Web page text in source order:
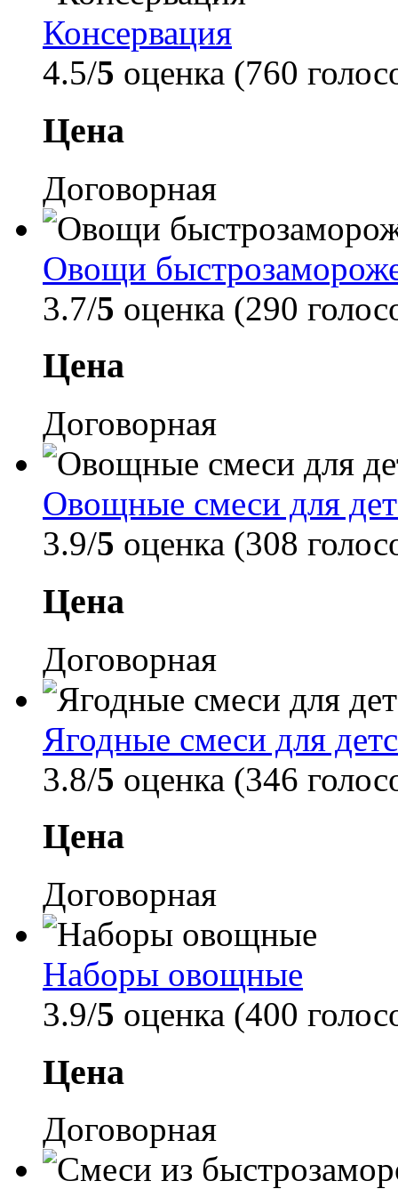
Консервация
4.5/5 оценка (760
Цена
Договорная
Овощи
3.7/5 оценка (290
Цена
Договорная
Овощные смеси для
3.9/5 оценка (308
Цена
Договорная
Ягодные смеси для
3.8/5 оценка (346
Цена
Договорная
Наборы овощные
3.9/5 оценка (400
Цена
Договорная